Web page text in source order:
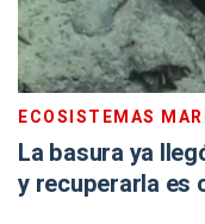
ECOSISTEMAS
La basura ya
y recuperarla es